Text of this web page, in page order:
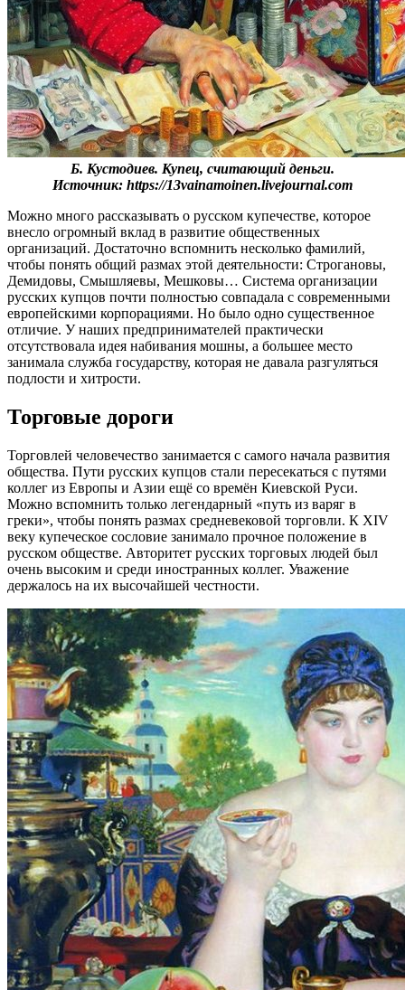
Б. Кустодиев. Купец, считающий деньги.
Источник: https://13vainamoinen.livejournal.com
Можно много рассказывать о русском купечестве, которое
внесло огромный вклад в развитие общественных
организаций. Достаточно вспомнить несколько фамилий,
чтобы понять общий размах этой деятельности: Строгановы,
Демидовы, Смышляевы, Мешковы… Система организации
русских купцов почти полностью совпадала с современными
европейскими корпорациями. Но было одно существенное
отличие. У наших предпринимателей практически
отсутствовала идея набивания мошны, а большее место
занимала служба государству, которая не давала разгуляться
подлости и хитрости.
Торговые дороги
Торговлей человечество занимается с самого начала развития
общества. Пути русских купцов стали пересекаться с путями
коллег из Европы и Азии ещё со времён Киевской Руси.
Можно вспомнить только легендарный «путь из варяг в
греки», чтобы понять размах средневековой торговли. К XIV
веку купеческое сословие занимало прочное положение в
русском обществе. Авторитет русских торговых людей был
очень высоким и среди иностранных коллег. Уважение
держалось на их высочайшей честности.